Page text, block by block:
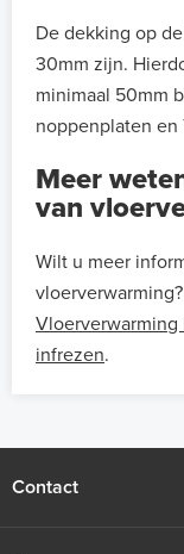
De dekking op
30mm zijn.
minimaal 50mm
noppenplaten en
Meer
van
Wilt u meer
Vloerverwarming
infrezen.
Contact